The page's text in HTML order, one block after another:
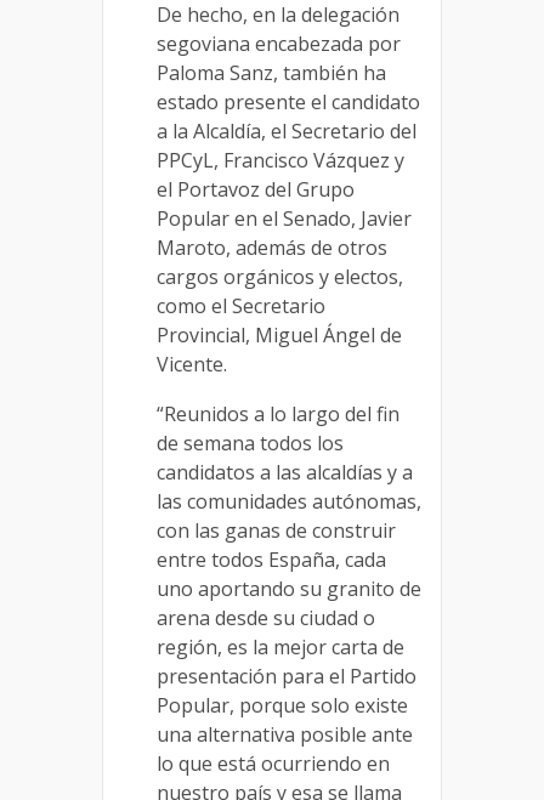
De hecho, en la delegación
segoviana encabezada por
Paloma Sanz, también ha
estado presente el candidato
a la Alcaldía, el Secretario del
PPCyL, Francisco Vázquez y
el Portavoz del Grupo
Popular en el Senado, Javier
Maroto, además de otros
cargos orgánicos y electos,
como el Secretario
Provincial, Miguel Ángel de
Vicente.
“Reunidos a lo largo del fin
de semana todos los
candidatos a las alcaldías y a
las comunidades autónomas,
con las ganas de construir
entre todos España, cada
uno aportando su granito de
arena desde su ciudad o
región, es la mejorcarta de
presentación para el Partido
Popular, porque solo existe
una alternativa posible ante
lo que está ocurriendo en
nuestro país y esa se llama